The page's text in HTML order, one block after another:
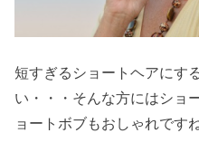
短すぎるショートヘアにす
い・・・そんな方にはショ
ョートボブもおしゃれですね